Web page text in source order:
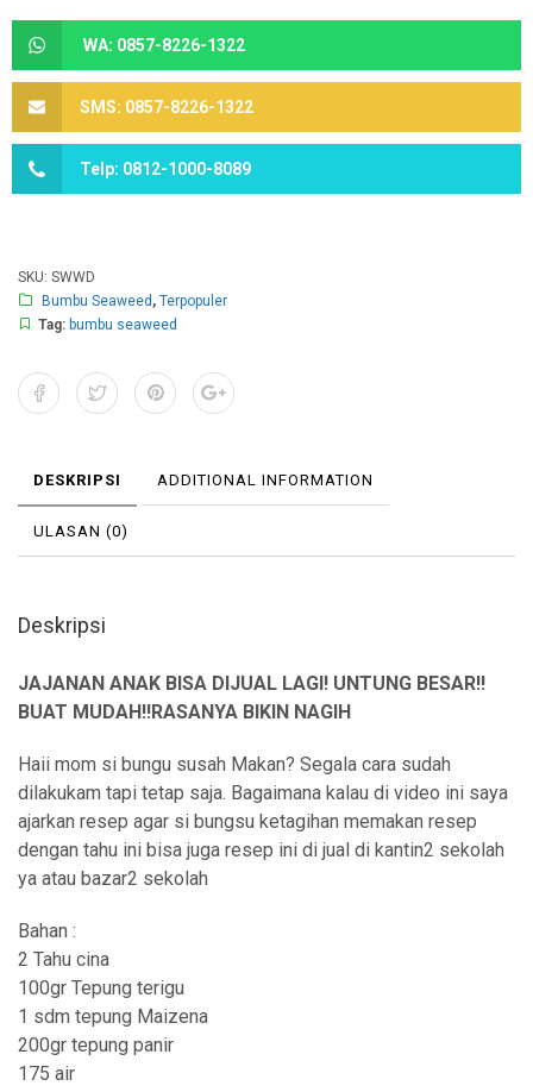
WA: 0857-8226-1322
SMS: 0857-8226-1322
Telp: 0812-1000-8089
SKU: SWWD
Bumbu Seaweed , Terpopuler
Tag: bumbu seaweed
DESKRIPSI ADDITIONAL INFORMATION
ULASAN (0)
Deskripsi
JAJANAN ANAK BISA DIJUAL LAGI! UNTUNG BESAR!!
BUAT MUDAH!!RASANYA BIKIN NAGIH
Haii mom si bungu susah Makan? Segala cara sudah
dilakukam tapi tetap saja. Bagaimana kalau di video ini saya
ajarkan resep agar si bungsu ketagihan memakan resep
dengan tahu ini bisa juga resep ini di jual di kantin2 sekolah
ya atau bazar2 sekolah
Bahan :
2 Tahu cina
100gr Tepung terigu
1 sdm tepung Maizena
200gr tepung panir
175 air